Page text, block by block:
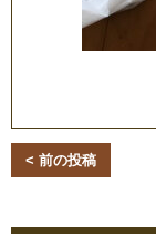
< 前の投稿